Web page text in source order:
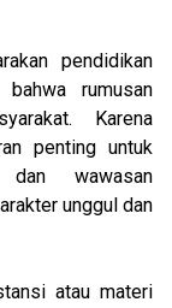
pendidikan
rumusan
Karena
penting untuk
dan wawasan
unggul dan
atau materi